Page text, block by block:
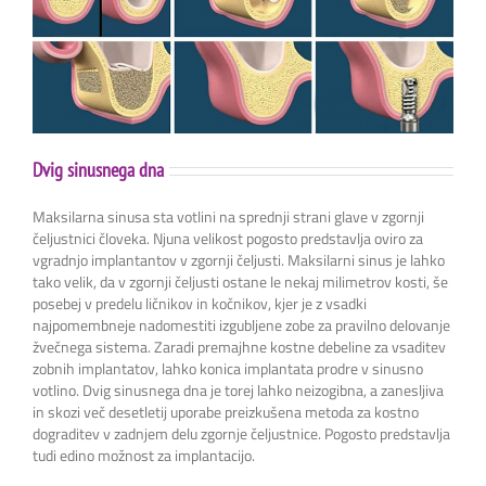
Dvig sinusnega dna
Maksilarna sinusa sta votlini na sprednji strani glave v zgornji
čeljustnici človeka. Njuna velikost pogosto predstavlja oviro za
vgradnjo implantantov v zgornji čeljusti. Maksilarni sinus je lahko
tako velik, da v zgornji čeljusti ostane le nekaj milimetrov kosti, še
posebej v predelu ličnikov in kočnikov, kjer je z vsadki
najpomembneje nadomestiti izgubljene zobe za pravilno delovanje
žvečnega sistema. Zaradi premajhne kostne debeline za vsaditev
zobnih implantatov, lahko konica implantata prodre v sinusno
votlino. Dvig sinusnega dna je torej lahko neizogibna, a zanesljiva
in skozi več desetletij uporabe preizkušena metoda za kostno
dograditev v zadnjem delu zgornje čeljustnice. Pogosto predstavlja
tudi edino možnost za implantacijo.